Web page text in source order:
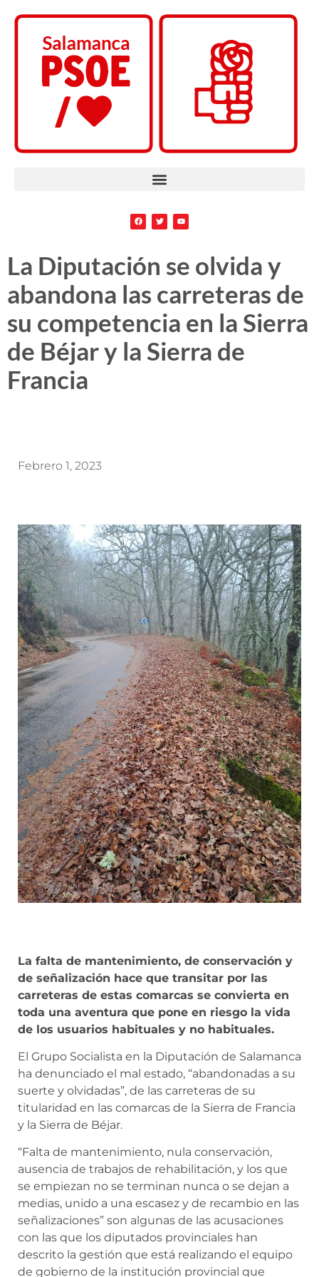
La Diputación se olvida y
abandona las carreteras de
su competencia en la Sierra
de Béjar y la Sierra de
Francia
Febrero 1, 2023
La falta de mantenimiento, de conservación y
de señalización hace que transitar por las
carreteras de estas comarcas se convierta en
toda una aventura que pone en riesgo la vida
de los usuarios habituales y no habituales.
El Grupo Socialista en la Diputación de Salamanca
ha denunciado el mal estado, “abandonadas a su
suerte y olvidadas”, de las carreteras de su
titularidad en las comarcas de la Sierra de Francia
y la Sierra de Béjar.
“Falta de mantenimiento, nula conservación,
ausencia de trabajos de rehabilitación, y los que
se empiezan no se terminan nunca o se dejan a
medias, unido a una escasez y de recambio en las
señalizaciones” son algunas de las acusaciones
con las que los diputados provinciales han
descrito la gestión que está realizando el equipo
de gobierno de la institución provincial que